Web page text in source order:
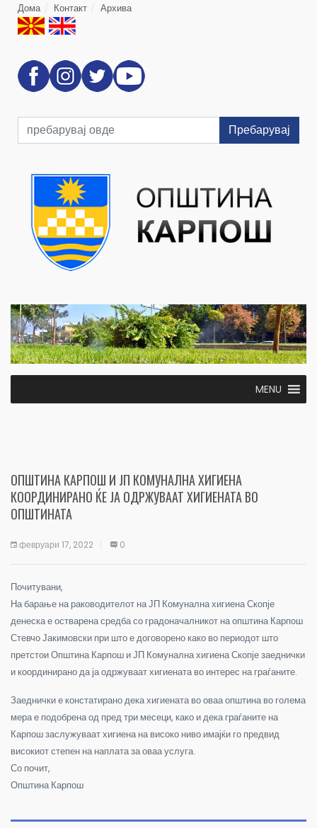
Дома Контакт Архива
Пребарувај
MENU
ОПШТИНА КАРПОШ И ЈП КОМУНАЛНА ХИГИЕНА
КООРДИНИРАНО ЌЕ ЈА ОДРЖУВААТ ХИГИЕНАТА ВО
ОПШТИНАТА
февруари 17, 2022 0
Почитувани,
На барање на раководителот на ЈП Комунална хигиена Скопје
денеска е остварена средба со градоначалникот на општина Карпош
Стевчо Јакимовски при што е договорено како во периодот што
претстои Општина Карпош и ЈП Комунална хигиена Скопје заеднички
и координирано да ја одржуваат хигиената во интерес на граѓаните.
Заеднички е констатирано дека хигиената во оваа општина во голема
мера е подобрена од пред три месеци, како и дека граѓаните на
Карпош заслужуваат хигиена на високо ниво имајќи го предвид
високиот степен на наплата за оваа услуга.
Со почит,
Општина Карпош